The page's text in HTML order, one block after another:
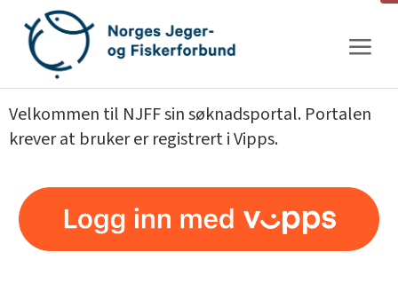
innhold
Velkommen til NJFF sin søknadsportal. Portalen
krever at bruker er registrert i Vipps.